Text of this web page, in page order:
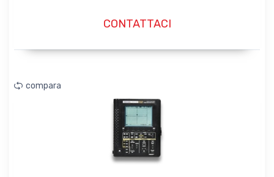
CONTATTACI
compara